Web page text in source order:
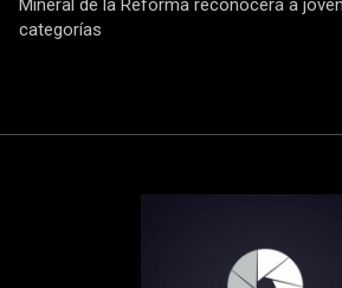
Mineral de la Reforma reconocerá a
categorías